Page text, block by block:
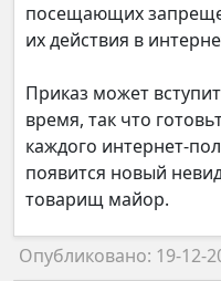
посещающих
их действия в
Приказ может
время, так что
каждого интернет-
появится новый
товарищ майор.
Опубликовано: 19-12-